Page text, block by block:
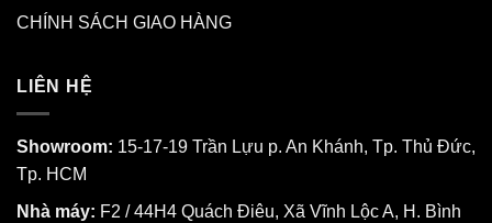
CHÍNH SÁCH GIAO HÀNG
LIÊN HỆ
Showroom: 15-17-19 Trần Lựu p. An Khánh, Tp. Thủ Đức,
Tp. HCM
Nhà máy: F2 / 44H4 Quách Điêu, Xã Vĩnh Lộc A, H. Bình